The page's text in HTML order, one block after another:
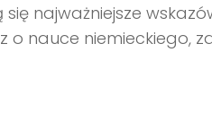
najważniejsze
o nauce niemieckiego,